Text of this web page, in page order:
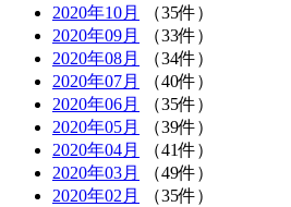
2020年10月
（35件）
2020年09月
（33件）
2020年08月
（34件）
2020年07月
（40件）
2020年06月
（35件）
2020年05月
（39件）
2020年04月
（41件）
2020年03月
（49件）
2020年02月
（35件）